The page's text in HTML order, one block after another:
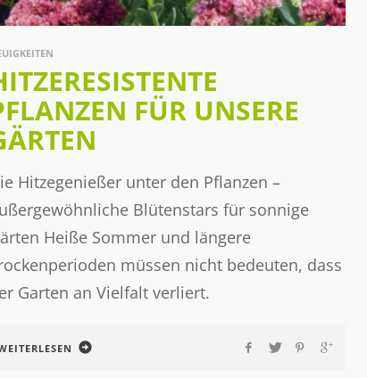
FÜR UNSERE
Hitzegenießer unter den Pflanzen –
Blütenstars für sonnige
Heiße Sommer und längere
müssen nicht bedeuten, dass
Garten an Vielfalt verliert.